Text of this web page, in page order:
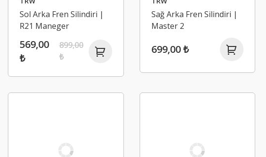
Sol Arka Fren Silindiri |
R21 Maneger
569,00
₺
899,00
₺
Sağ Arka Fren Silindiri |
Master 2
699,00 ₺